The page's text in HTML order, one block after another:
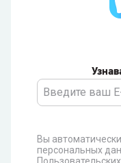
Вы
персональных